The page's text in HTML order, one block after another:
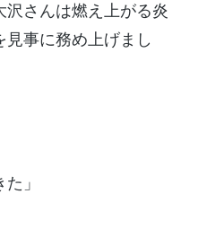
さんは燃え上がる炎
事に務め上げまし
」